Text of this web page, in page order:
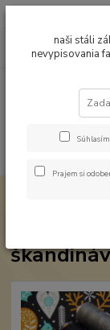
0949224331
9:00 -14:30
Úplet
naši stáli
nevypisovania
Prajem si